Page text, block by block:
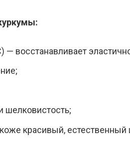
— восстанавливает
шелковистость;
красивый, естественный